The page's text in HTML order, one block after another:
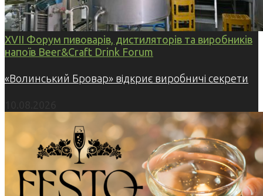
XVII Форум пивоварів, дистиляторів та виробників
напоїв Beer&Craft Drink Forum
«Волинський Бровар» відкриє виробничі секрети